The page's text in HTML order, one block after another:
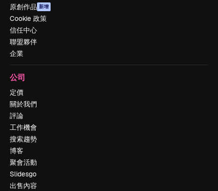
原創作品 新增
Cookie 政策
信任中心
聯盟夥伴
企業
公司
定價
關於我們
評論
工作機會
搜索趨勢
博客
聚會活動
Slidesgo
出售內容